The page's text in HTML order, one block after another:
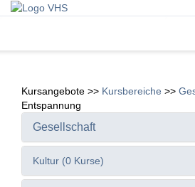
Kursangebote >> Kursbereiche >>
Entspannung
Gesellschaft
Kultur (0 Kurse)